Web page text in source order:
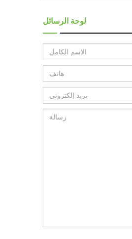
لوحة الرسائل